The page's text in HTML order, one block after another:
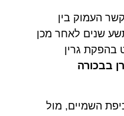
העמוק בין
לאחר מכן
גרין
כיפת השמיים, מול